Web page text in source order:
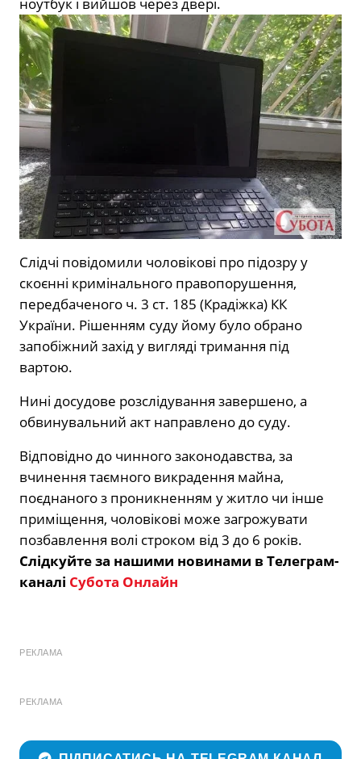
ноутбук і вийшов через двері.
Слідчі повідомили чоловікові про підозру у
скоєнні кримінального правопорушення,
передбаченого ч. 3 ст. 185 (Крадіжка) КК
України. Рішенням суду йому було обрано
запобіжний захід у вигляді тримання під
вартою.
Нині досудове розслідування завершено, а
обвинувальний акт направлено до суду.
Відповідно до чинного законодавства, за
вчинення таємного викрадення майна,
поєднаного з проникненням у житло чи інше
приміщення, чоловікові може загрожувати
позбавлення волі строком від 3 до 6 років.
Слідкуйте за нашими новинами в Телеграм-
каналі Субота Онлайн
РЕКЛАМА
РЕКЛАМА